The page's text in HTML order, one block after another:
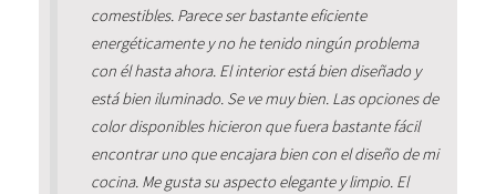
comestibles. Parece ser bastante eficiente
energéticamente y no he tenido ningún problema
con él hasta ahora. El interior está bien diseñado y
está bien iluminado. Se ve muy bien. Las opciones de
color disponibles hicieron que fuera bastante fácil
encontrar uno que encajara bien con el diseño de mi
cocina. Me gusta su aspecto elegante y limpio. El